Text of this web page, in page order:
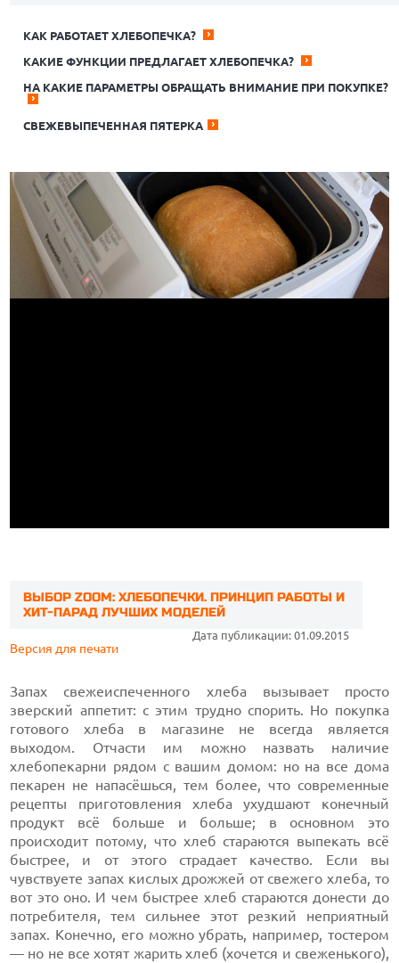
КАК РАБОТАЕТ ХЛЕБОПЕЧКА?
КАКИЕ ФУНКЦИИ ПРЕДЛАГАЕТ ХЛЕБОПЕЧКА?
НА КАКИЕ ПАРАМЕТРЫ ОБРАЩАТЬ ВНИМАНИЕ ПРИ ПОКУПКЕ?
СВЕЖЕВЫПЕЧЕННАЯ ПЯТЕРКА
ВЫБОР ZOOM: ХЛЕБОПЕЧКИ. ПРИНЦИП РАБОТЫ И
ХИТ-ПАРАД ЛУЧШИХ МОДЕЛЕЙ
Дата публикации: 01.09.2015
Версия для печати
Запах свежеиспеченного хлеба вызывает просто
зверский аппетит: с этим трудно спорить. Но покупка
готового хлеба в магазине не всегда является
выходом. Отчасти им можно назвать наличие
хлебопекарни рядом с вашим домом: но на все дома
пекарен не напасёшься, тем более, что современные
рецепты приготовления хлеба ухудшают конечный
продукт всё больше и больше; в основном это
происходит потому, что хлеб стараются выпекать всё
быстрее, и от этого страдает качество. Если вы
чувствуете запах кислых дрожжей от свежего хлеба, то
вот это оно. И чем быстрее хлеб стараются донести до
потребителя, тем сильнее этот резкий неприятный
запах. Конечно, его можно убрать, например, тостером
— но не все хотят жарить хлеб (хочется и свеженького),